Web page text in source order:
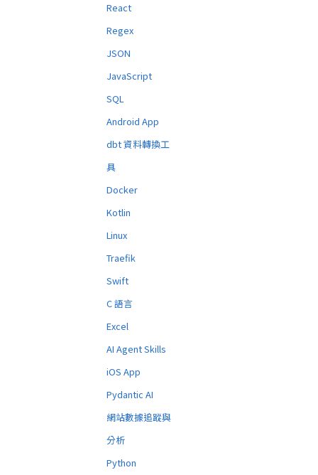
React
Regex
JSON
JavaScript
SQL
Android App
dbt 資料轉換工
具
Docker
Kotlin
Linux
Traefik
Swift
C 語言
Excel
AI Agent Skills
iOS App
Pydantic AI
網站數據追蹤與
分析
Python